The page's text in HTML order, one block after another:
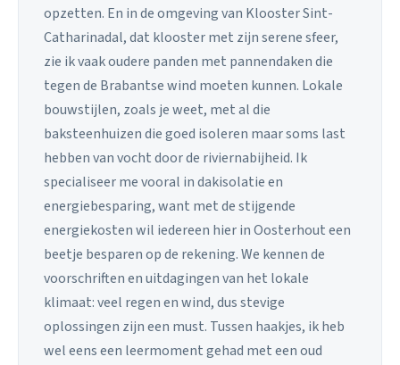
opzetten. En in de omgeving van Klooster Sint-
Catharinadal, dat klooster met zijn serene sfeer,
zie ik vaak oudere panden met pannendaken die
tegen de Brabantse wind moeten kunnen. Lokale
bouwstijlen, zoals je weet, met al die
baksteenhuizen die goed isoleren maar soms last
hebben van vocht door de riviernabijheid. Ik
specialiseer me vooral in dakisolatie en
energiebesparing, want met de stijgende
energiekosten wil iedereen hier in Oosterhout een
beetje besparen op de rekening. We kennen de
voorschriften en uitdagingen van het lokale
klimaat: veel regen en wind, dus stevige
oplossingen zijn een must. Tussen haakjes, ik heb
wel eens een leermoment gehad met een oud